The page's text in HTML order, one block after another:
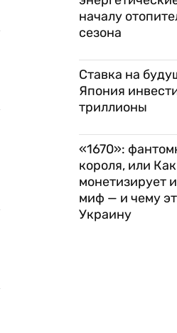
началу
сезона
Ставка на
Япония
триллионы
«1670»:
короля, или
монетизирует
миф — и чему
Украину